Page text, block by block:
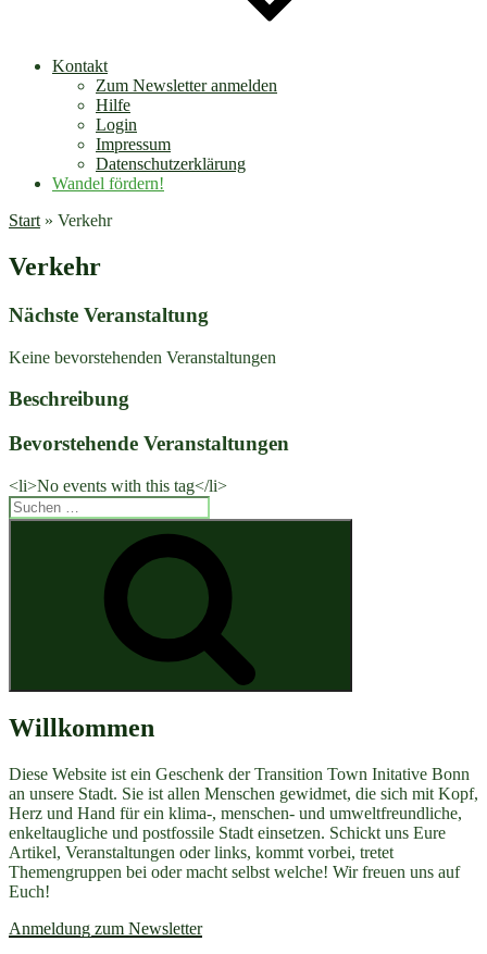
Kontakt
Zum Newsletter anmelden
Hilfe
Login
Impressum
Datenschutzerklärung
Wandel fördern!
Start » Verkehr
Verkehr
Nächste Veranstaltung
Keine bevorstehenden Veranstaltungen
Beschreibung
Bevorstehende Veranstaltungen
<li>No events with this tag</li>
Suchen
nach:
Willkommen
Diese Website ist ein Geschenk der Transition Town Initative Bonn
an unsere Stadt. Sie ist allen Menschen gewidmet, die sich mit Kopf,
Herz und Hand für ein klima-, menschen- und umweltfreundliche,
enkeltaugliche und postfossile Stadt einsetzen. Schickt uns Eure
Artikel, Veranstaltungen oder links, kommt vorbei, tretet
Themengruppen bei oder macht selbst welche! Wir freuen uns auf
Euch!
Anmeldung zum Newsletter